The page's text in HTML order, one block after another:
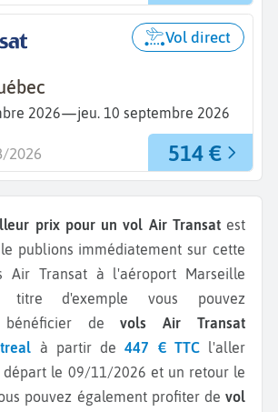
2026—jeu. 10 septembre 2026
Vol direct
514 €
2026
prix pour un vol Air Transatest
publions immédiatement sur cette
Air Transat à l'aéroport Marseille
titre d'exemple vous pouvez
bénéficier devols Air Transat
à partir de447 € TTC l'aller
départ le 09/11/2026 et un retour le
pouvez également profiter devol